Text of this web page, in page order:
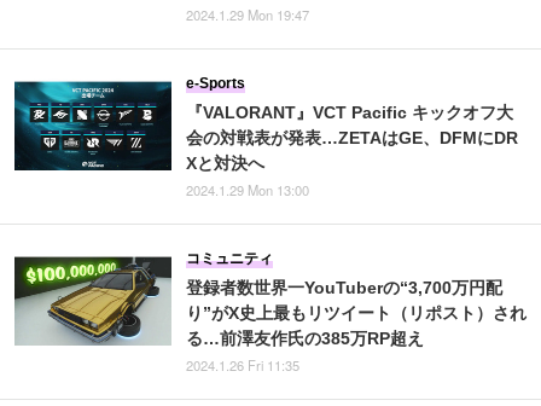
2024.1.29 Mon 19:47
『VALORANT』VCT Pacific キックオフ大
会の対戦表が発表…ZETAはGE、DFMにDR
Xと対決へ
e-Sports
2024.1.29 Mon 13:00
登録者数世界一YouTuberの“3,700万円配
り”がX史上最もリツイート（リポスト）され
る…前澤友作氏の385万RP超え
コミュニティ
2024.1.26 Fri 11:35